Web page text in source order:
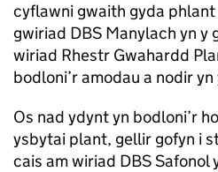
cyflawni gwaith gyda phlant
gwiriad DBS Manylach yn y
wiriad Rhestr Gwahardd
bodloni’r amodau a nodir
Os nad ydynt yn bodloni’r
ysbytai plant, gellir gofyn i
cais am wiriad DBS Safonol